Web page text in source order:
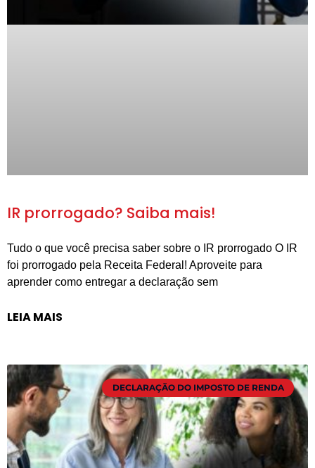
IR prorrogado? Saiba mais!
Tudo o que você precisa saber sobre o IR prorrogado O IR
foi prorrogado pela Receita Federal! Aproveite para
aprender como entregar a declaração sem
LEIA MAIS
DECLARAÇÃO DO IMPOSTO DE RENDA